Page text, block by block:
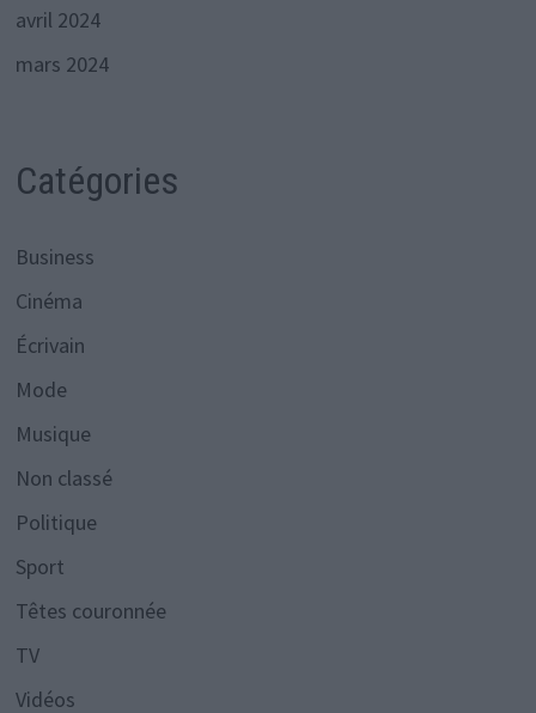
avril 2024
mars 2024
Catégories
Business
Cinéma
Écrivain
Mode
Musique
Non classé
Politique
Sport
Têtes couronnée
TV
Vidéos